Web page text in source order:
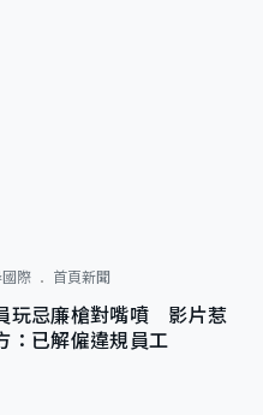
際 首頁新聞
玩忌廉槍對嘴噴 影片惹
已解僱違規員工